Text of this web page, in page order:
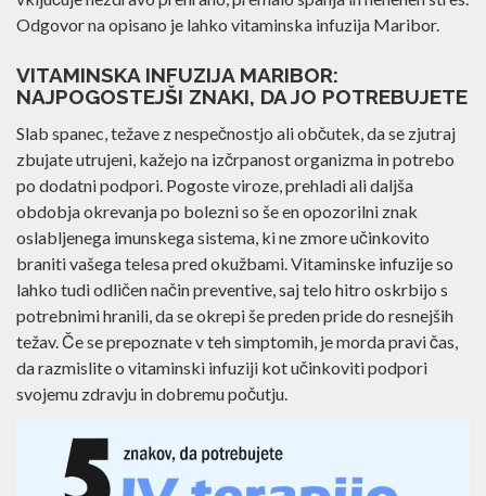
nenehen stres. Odgovor na opisano je lahko vitaminska
infuzija Maribor.
VITAMINSKA INFUZIJA MARIBOR:
NAJPOGOSTEJŠI ZNAKI, DA JO
POTREBUJETE
Slab spanec, težave z nespečnostjo ali občutek, da se
zjutraj zbujate utrujeni, kažejo na izčrpanost organizma in
potrebo po dodatni podpori. Pogoste viroze, prehladi ali
daljša obdobja okrevanja po bolezni so še en opozorilni
znak oslabljenega imunskega sistema, ki ne zmore
učinkovito braniti vašega telesa pred okužbami.
Vitaminske infuzije so lahko tudi odličen način preventive,
saj telo hitro oskrbijo s potrebnimi hranili, da se okrepi še
preden pride do resnejših težav. Če se prepoznate v teh
simptomih, je morda pravi čas, da razmislite o vitaminski
počutju.